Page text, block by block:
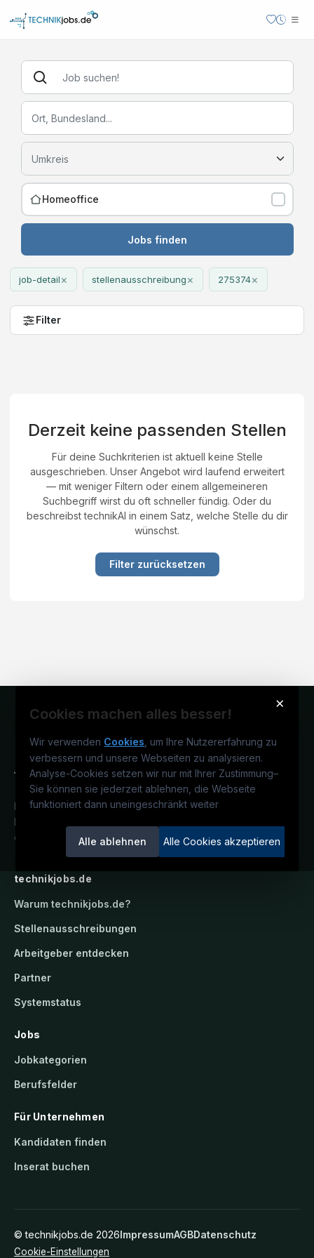
Homeoffice
Jobs finden
job-detail× stellenausschreibung× 275374×
Filter
Derzeit keine passenden Stellen
Für deine Suchkriterien ist aktuell keine Stelle
ausgeschrieben. Unser Angebot wird laufend erweitert
— mit weniger Filtern oder einem allgemeineren
Suchbegriff wirst du oft schneller fündig. Oder du
beschreibst technikAI in einem Satz, welche Stelle du dir
wünschst.
Filter zurücksetzen
×
Cookies machen alles besser!
Wir verwenden Cookies , um Ihre Nutzererfahrung zu
verbessern und unsere Webseiten zu analysieren.
Analyse-Cookies setzen wir nur mit Ihrer Zustimmung–
Sie können sie jederzeit ablehnen, die Webseite
funktioniert dann uneingeschränkt weiter
Alle ablehnen Alle Cookies akzeptieren
Deutschlands technisches
Karriereportal.
candidatis GmbH.
technikjobs.de
Warum technikjobs.de?
Stellenausschreibungen
Arbeitgeber entdecken
Partner
Systemstatus
Jobs
Jobkategorien
Berufsfelder
Für Unternehmen
Kandidaten finden
Inserat buchen
©technikjobs.de 2026ImpressumAGBDatenschutz
Cookie-Einstellungen